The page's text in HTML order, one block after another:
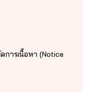
การเนื้อหา (Notice